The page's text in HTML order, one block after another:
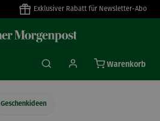
Exklusiver Rabatt für Newsletter-Abo
Warenkorb
Geschenkideen